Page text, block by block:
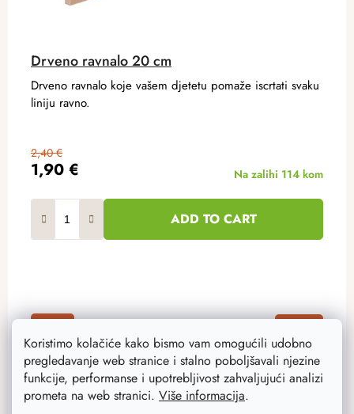
Koristimo kolačiće kako bismo vam omogućili udobno
pregledavanje web stranice i stalno poboljšavali njezine
funkcije, performanse i upotrebljivost zahvaljujući analizi
prometa na web stranici. Više informacija.
Drveno ravnalo 20 cm
1,90 €
2,40 €
Na zalihi 114 kom
ADD TO CART
Drveno ravnalo koje vašem djetetu pomaže iscrtati svaku
liniju ravno.
Akcija